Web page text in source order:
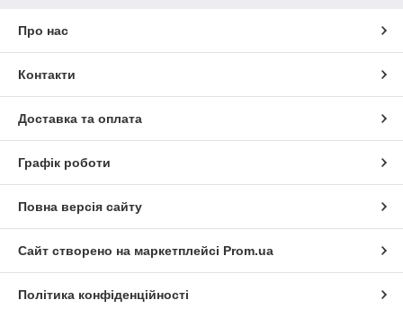
Про нас
Контакти
Доставка та оплата
Графік роботи
Повна версія сайту
Сайт створено на маркетплейсі Prom.ua
Політика конфіденційності